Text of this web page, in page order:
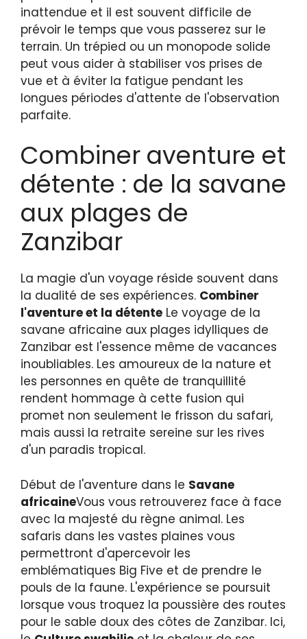
inattendue et il est souvent difficile de
prévoir le temps que vous passerez sur le
terrain. Un trépied ou un monopode solide
peut vous aider à stabiliser vos prises de
vue et à éviter la fatigue pendant les
longues périodes d'attente de l'observation
parfaite.
Combiner aventure et
détente : de la savane
aux plages de
Zanzibar
La magie d'un voyage réside souvent dans
la dualité de ses expériences. Combiner
l'aventure et la détente Le voyage de la
savane africaine aux plages idylliques de
Zanzibar est l'essence même de vacances
inoubliables. Les amoureux de la nature et
les personnes en quête de tranquillité
rendent hommage à cette fusion qui
promet non seulement le frisson du safari,
mais aussi la retraite sereine sur les rives
d'un paradis tropical.
Début de l'aventure dans le Savane
africaineVous vous retrouverez face à face
avec la majesté du règne animal. Les
safaris dans les vastes plaines vous
permettront d'apercevoir les
emblématiques Big Five et de prendre le
pouls de la faune. L'expérience se poursuit
lorsque vous troquez la poussière des routes
pour le sable doux des côtes de Zanzibar. Ici,